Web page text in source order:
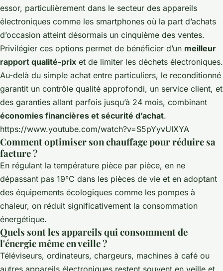
essor, particulièrement dans le secteur des appareils
électroniques comme les smartphones où la part d’achats
d’occasion atteint désormais un cinquième des ventes.
Privilégier ces options permet de bénéficier d’un meilleur
rapport qualité-prix et de limiter les déchets électroniques.
Au-delà du simple achat entre particuliers, le reconditionné
garantit un contrôle qualité approfondi, un service client, et
des garanties allant parfois jusqu’à 24 mois, combinant
économies financières et sécurité d’achat.
https://www.youtube.com/watch?v=S5pYyvUIXYA
Comment optimiser son chauffage pour réduire sa
facture ?
En régulant la température pièce par pièce, en ne
dépassant pas 19°C dans les pièces de vie et en adoptant
des équipements écologiques comme les pompes à
chaleur, on réduit significativement la consommation
énergétique.
Quels sont les appareils qui consomment de
l'énergie même en veille ?
Téléviseurs, ordinateurs, chargeurs, machines à café ou
autres appareils électroniques restent souvent en veille et